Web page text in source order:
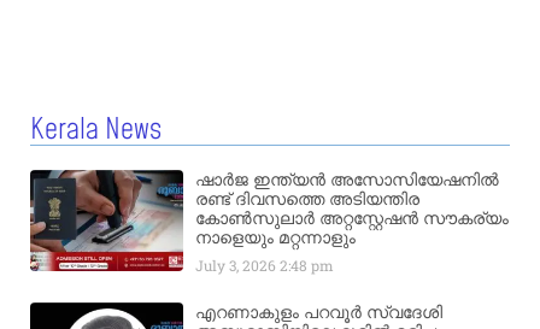
Kerala News
ഷാർജ ഇന്ത്യൻ അസോസിയേഷനിൽ
രണ്ട് ദിവസത്തെ അടിയന്തിര
കോൺസുലാർ അറ്റസ്റ്റേഷൻ സൗകര്യം
നാളെയും മറ്റന്നാളും
July 3, 20262:48 pm
എറണാകുളം പറവൂർ സ്വദേശി